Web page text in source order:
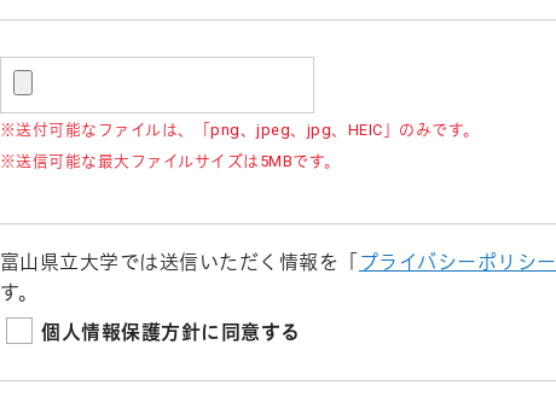
※送付可能なファイルは、「png、jpeg、jpg、HEIC」のみです。
※送信可能な最大ファイルサイズは5MBです。
富山県立大学では送信いただく情報を「 プライバシーポリシー
す。
個人情報保護方針に同意する